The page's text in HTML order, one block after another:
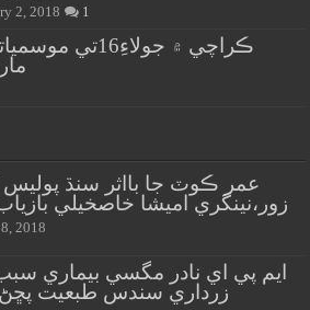
2, 2018 1
ڪراچي ۾
عمر ڪوٽ جا بااثر سنڌ پوليس
زور،نينگري اميشا خاصخيلي
2018
ايم پي اي نادر مگسي بيماري
زرداري سندس طبعيت پڇڻ